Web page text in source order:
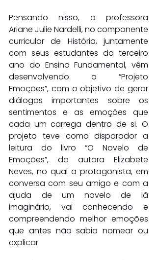
Pensando nisso, a professora
Ariane Julie Nardelli, no componente
curricular de História, juntamente
com seus estudantes do terceiro
ano do Ensino Fundamental, vêm
desenvolvendo o “Projeto
Emoções”, com o objetivo de gerar
diálogos importantes sobre os
sentimentos e as emoções que
cada um carrega dentro de si. O
projeto teve como disparador a
leitura do livro “O Novelo de
Emoções”, da autora Elizabete
Neves, no qual a protagonista, em
conversa com seu amigo e com a
ajuda de um novelo de lã
imaginário, vai conhecendo e
compreendendo melhor emoções
que antes não sabia nomear ou
explicar.